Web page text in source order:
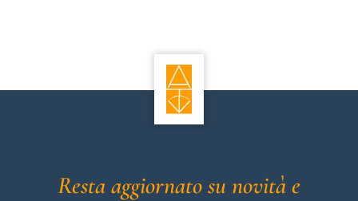
Resta aggiornato su novità e